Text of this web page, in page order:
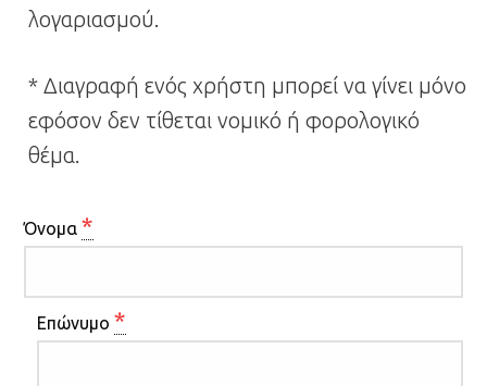
λογαριασμού.
* Διαγραφή ενός χρήστη μπορεί να γίνει μόνο
εφόσον δεν τίθεται νομικό ή φορολογικό
θέμα.
Όνομα *
Επώνυμο *